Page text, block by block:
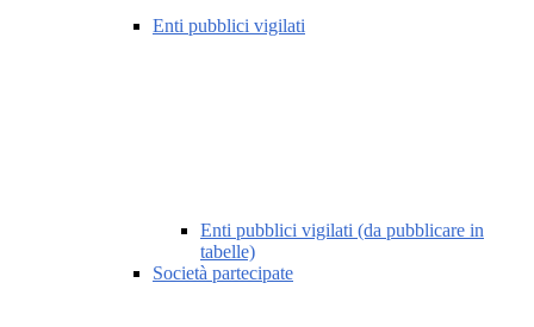
Enti pubblici vigilati
Enti pubblici vigilati (da pubblicare in
tabelle)
Società partecipate